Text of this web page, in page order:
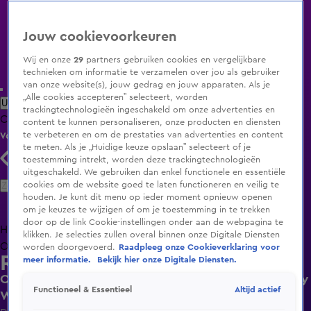
Uitzending Gemist Populaire programma's Zenders Genres
ClipsFilmsRadioSmart TV inlogShop
Volg KIJK
Zoeken
HomeUitzending Gemist Programma's De Bondgenoten
OranjezomerLivestreamsShop
Radio 538
Ophef over de Bruno Mars after party in de Jimmy
Woo
Jouw cookievoorkeuren
Wij en onze29 partners gebruiken cookies en vergelijkbare
technieken om informatie te verzamelen over jou als gebruiker
van onze website(s), jouw gedrag en jouw apparaten. Als je
„Alle cookies accepteren” selecteert, worden
trackingtechnologieën ingeschakeld om onze advertenties en
content te kunnen personaliseren, onze producten en diensten
te verbeteren en om de prestaties van advertenties en content
te meten. Als je „Huidige keuze opslaan” selecteert of je
toestemming intrekt, worden deze trackingtechnologieën
uitgeschakeld. We gebruiken dan enkel functionele en essentiële
cookies om de website goed te laten functioneren en veilig te
houden. Je kunt dit menu op ieder moment opnieuw openen
om je keuzes te wijzigen of om je toestemming in te trekken
door op de link Cookie-instellingen onder aan de webpagina te
klikken. Je selecties zullen overal binnen onze Digitale Diensten
worden doorgevoerd.
Raadpleeg onze Cookieverklaring voor
meer informatie.
Bekijk hier onze Digitale Diensten.
Functioneel & Essentieel Altijd actief